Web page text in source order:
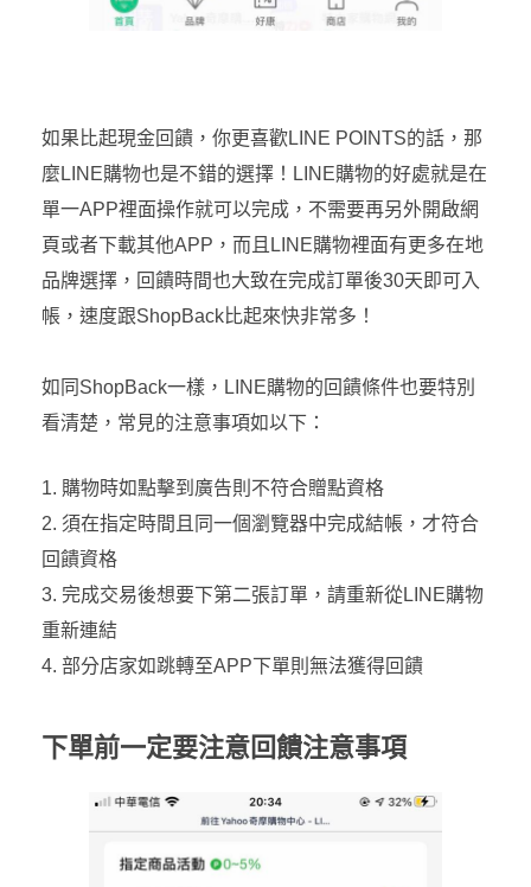
如果比起現金回饋，你更喜歡LINE POINTS的話，那
麼LINE購物也是不錯的選擇！LINE購物的好處就是在
單一APP裡面操作就可以完成，不需要再另外開啟網
頁或者下載其他APP，而且LINE購物裡面有更多在地
品牌選擇，回饋時間也大致在完成訂單後30天即可入
帳，速度跟ShopBack比起來快非常多！
如同ShopBack一樣，LINE購物的回饋條件也要特別
看清楚，常見的注意事項如以下：
購物時如點擊到廣告則不符合贈點資格
須在指定時間且同一個瀏覽器中完成結帳，才符合
回饋資格
完成交易後想要下第二張訂單，請重新從LINE購物
重新連結
部分店家如跳轉至APP下單則無法獲得回饋
下單前一定要注意回饋注意事項